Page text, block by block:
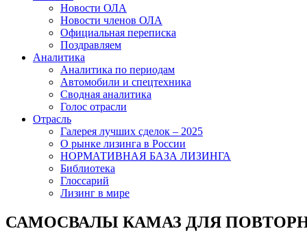
Новости ОЛА
Новости членов ОЛА
Официальная переписка
Поздравляем
Аналитика
Аналитика по периодам
Автомобили и спецтехника
Сводная аналитика
Голос отрасли
Отрасль
Галерея лучших сделок – 2025
О рынке лизинга в России
НОРМАТИВНАЯ БАЗА ЛИЗИНГА
Библиотека
Глоссарий
Лизинг в мире
САМОСВАЛЫ КАМАЗ ДЛЯ